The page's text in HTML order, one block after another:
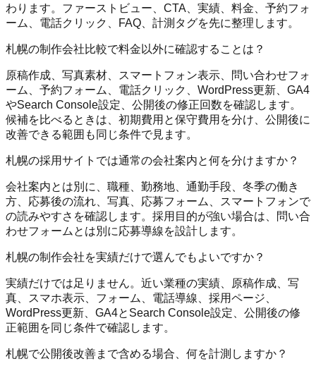
わります。ファーストビュー、CTA、実績、料金、予約フォ
ーム、電話クリック、FAQ、計測タグを先に整理します。
札幌の制作会社比較で料金以外に確認することは？
原稿作成、写真素材、スマートフォン表示、問い合わせフォ
ーム、予約フォーム、電話クリック、WordPress更新、GA4
やSearch Console設定、公開後の修正回数を確認します。
候補を比べるときは、初期費用と保守費用を分け、公開後に
改善できる範囲も同じ条件で見ます。
札幌の採用サイトでは通常の会社案内と何を分けますか？
会社案内とは別に、職種、勤務地、通勤手段、冬季の働き
方、応募後の流れ、写真、応募フォーム、スマートフォンで
の読みやすさを確認します。採用目的が強い場合は、問い合
わせフォームとは別に応募導線を設計します。
札幌の制作会社を実績だけで選んでもよいですか？
実績だけでは足りません。近い業種の実績、原稿作成、写
真、スマホ表示、フォーム、電話導線、採用ページ、
WordPress更新、GA4とSearch Console設定、公開後の修
正範囲を同じ条件で確認します。
札幌で公開後改善まで含める場合、何を計測しますか？